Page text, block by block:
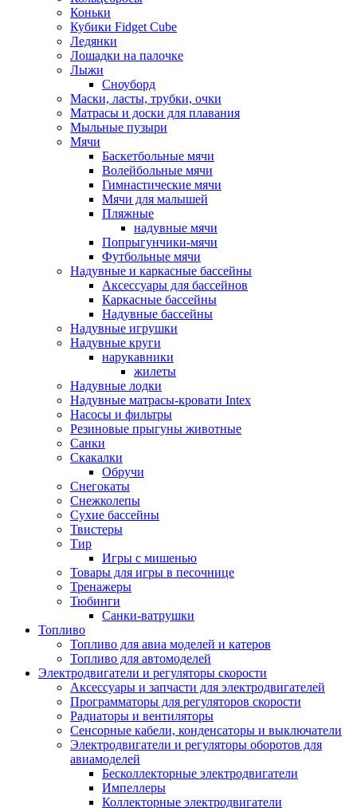
Коньки
Кубики Fidget Cube
Ледянки
Лошадки на палочке
Лыжи
Сноуборд
Маски, ласты, трубки, очки
Матрасы и доски для плавания
Мыльные пузыри
Мячи
Баскетбольные мячи
Волейбольные мячи
Гимнастические мячи
Мячи для малышей
Пляжные
надувные мячи
Попрыгунчики-мячи
Футбольные мячи
Надувные и каркасные бассейны
Аксессуары для бассейнов
Каркасные бассейны
Надувные бассейны
Надувные игрушки
Надувные круги
нарукавники
жилеты
Надувные лодки
Надувные матрасы-кровати Intex
Насосы и фильтры
Резиновые прыгуны животные
Санки
Скакалки
Обручи
Снегокаты
Снежколепы
Сухие бассейны
Твистеры
Тир
Игры с мишенью
Товары для игры в песочнице
Тренажеры
Тюбинги
Санки-ватрушки
Топливо
Топливо для авиа моделей и катеров
Топливо для автомоделей
Электродвигатели и регуляторы скорости
Аксессуары и запчасти для электродвигателей
Программаторы для регуляторов скорости
Радиаторы и вентиляторы
Сенсорные кабели, конденсаторы и выключатели
Электродвигатели и регуляторы оборотов для
авиамоделей
Бесколлекторные электродвигатели
Импеллеры
Коллекторные электродвигатели